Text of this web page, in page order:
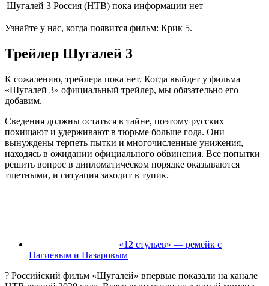
Шугалей 3 Россия (НТВ) пока информации нет
Узнайте у нас, когда появится фильм: Крик 5.
Трейлер Шугалей 3
К сожалению, трейлера пока нет. Когда выйдет у фильма
«Шугалей 3» официальный трейлер, мы обязательно его
добавим.
Сведения должны остаться в тайне, поэтому русских
похищают и удерживают в тюрьме больше года. Они
вынуждены терпеть пытки и многочисленные унижения,
находясь в ожидании официального обвинения. Все попытки
решить вопрос в дипломатическом порядке оказываются
тщетными, и ситуация заходит в тупик.
«12 стульев» — ремейк с
Нагиевым и Назаровым
? Российский фильм «Шугалей» впервые показали на канале